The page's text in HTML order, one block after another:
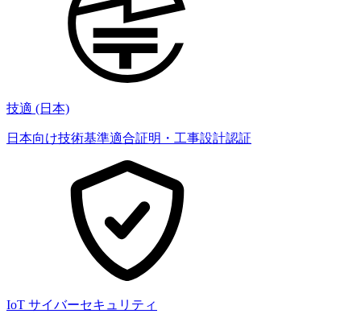
技適 (日本)
日本向け技術基準適合証明・工事設計認証
IoT サイバーセキュリティ